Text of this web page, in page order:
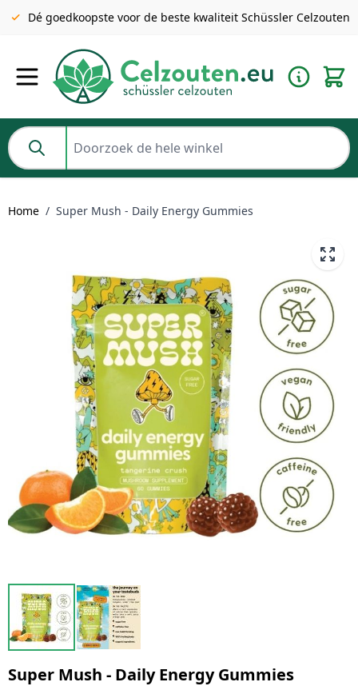
Gratis verzending v.a. €49 NL | BE pakket tot 2KG gratis v.a.
€69
Dé goedkoopste voor de beste kwaliteit Schüssler Celzouten
Doorzoek de hele winkel
Home / Super Mush - Daily Energy Gummies
Super Mush - Daily Energy Gummies